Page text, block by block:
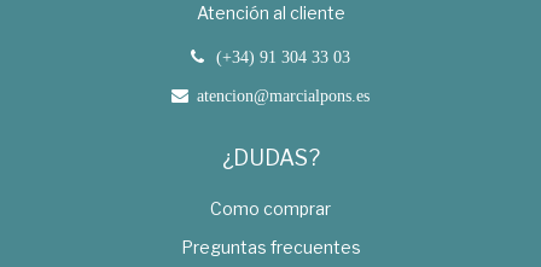
Atención al cliente
(+34) 91 304 33 03
atencion@marcialpons.es
¿DUDAS?
Como comprar
Preguntas frecuentes